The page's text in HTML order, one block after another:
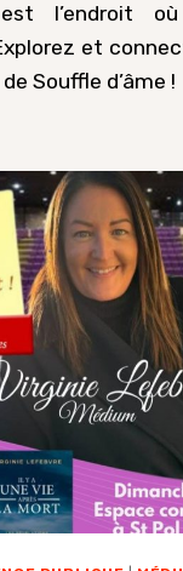
l’endroit
et
Souffle d’âme !